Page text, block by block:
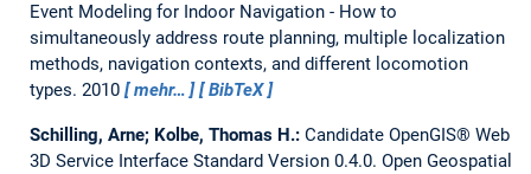
Event Modeling for Indoor Navigation - How to
simultaneously address route planning, multiple localization
methods, navigation contexts, and different locomotion
types. 2010 mehr… BibTeX
Schilling, Arne; Kolbe, Thomas H.: Candidate OpenGIS® Web
3D Service Interface Standard Version 0.4.0. Open Geospatial